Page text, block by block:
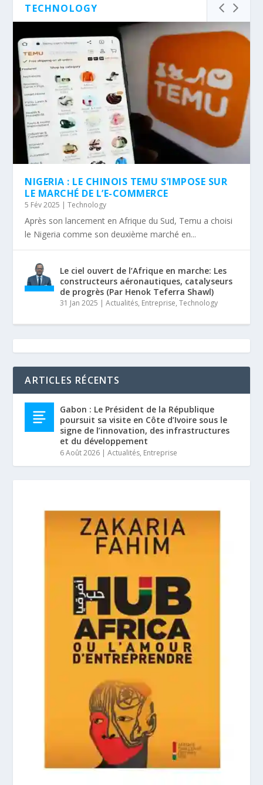
TECHNOLOGY
NIGERIA : LE CHINOIS TEMU S’IMPOSE SUR
LE MARCHÉ DE L’E-COMMERCE
5 Fév 2025 |Technology
Après son lancement en Afrique du Sud, Temu a choisi
le Nigeria comme son deuxième marché en...
Le ciel ouvert de l’Afrique en marche: Les
constructeurs aéronautiques, catalyseurs
de progrès (Par Henok Teferra Shawl)
31 Jan 2025 |Actualités, Entreprise,Technology
ARTICLES RÉCENTS
Gabon : Le Président de la République
poursuit sa visite en Côte d’Ivoire sous le
signe de l’innovation, des infrastructures
et du développement
6 Août 2026 |Actualités, Entreprise